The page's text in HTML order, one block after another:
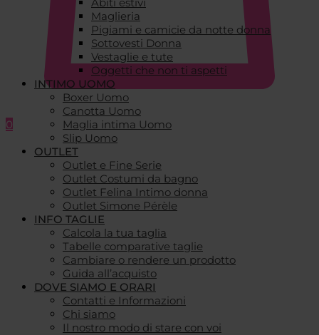
0
Maglieria
Pigiami e camicie da notte donna
Sottovesti Donna
Vestaglie e tute
Oggetti che non ti aspetti
INTIMO UOMO
Boxer Uomo
Canotta Uomo
Maglia intima Uomo
Slip Uomo
OUTLET
Outlet e Fine Serie
Outlet Costumi da bagno
Outlet Felina Intimo donna
Outlet Simone Pérèle
INFO TAGLIE
Calcola la tua taglia
Tabelle comparative taglie
Cambiare o rendere un prodotto
Guida all’acquisto
DOVE SIAMO E ORARI
Contatti e Informazioni
Chi siamo
Il nostro modo di stare con voi